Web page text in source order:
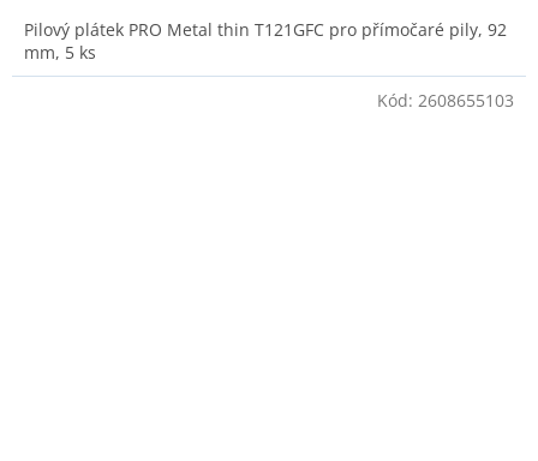
Pilový plátek PRO Metal thin T121GFC pro přímočaré pily, 92
mm, 5 ks
Kód: 2608655103